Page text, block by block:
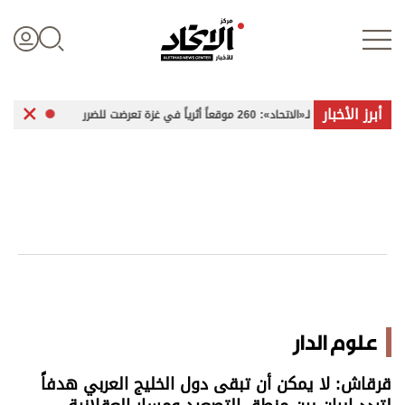
علوم الدار
اقتصاد
أبرز الأخبار
أثرياً في غزة تعرضت للضرر «سلطة
علوم الدار
قرقاش: لا يمكن أن تبقى دول الخليج العربي هدفاً